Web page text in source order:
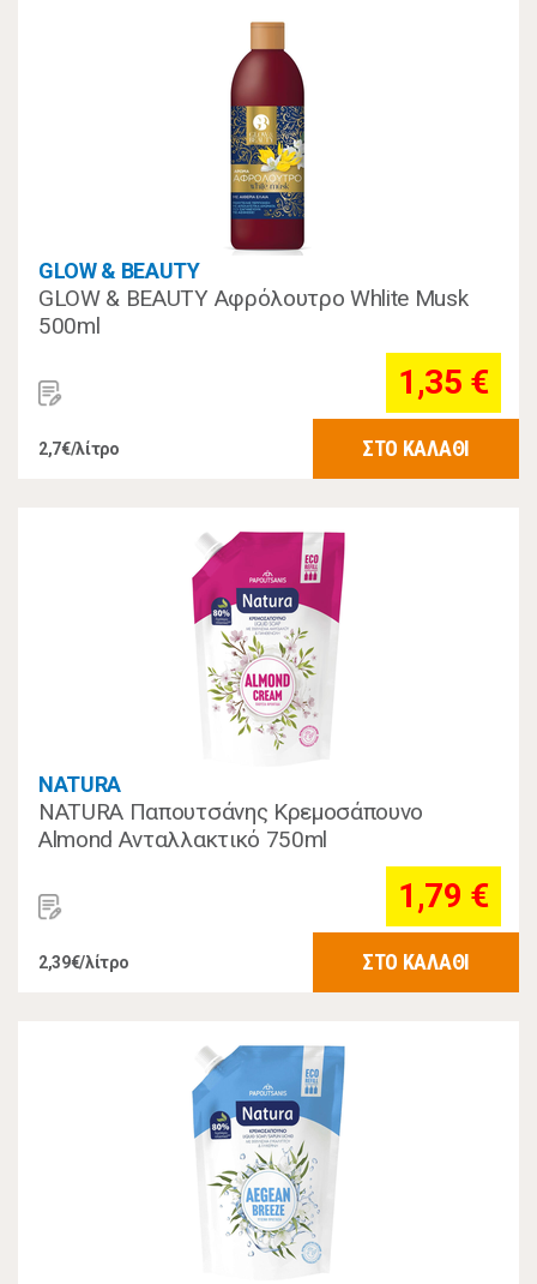
GLOW & BEAUTY
GLOW & BEAUTY Αφρόλουτρο Whlite Musk
500ml
1,35 €
2,7€/λίτρο ΣΤΟ ΚΑΛΑΘΙ
NATURA
NATURA Παπουτσάνης Κρεμοσάπουνο
Almond Ανταλλακτικό 750ml
1,79 €
2,39€/λίτρο ΣΤΟ ΚΑΛΑΘΙ